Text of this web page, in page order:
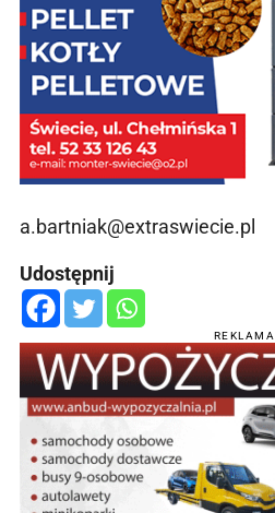
a.bartniak@extraswiecie.pl
Udostępnij
REKLAMA